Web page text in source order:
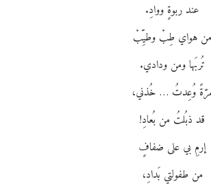
عند ربوةٍ ووادِ.
من هواي طِبْ وطيِّبْ
تُربَها ومن ودادي.
وُعِدتُ … خُذني،
قد ذبُلتُ من بُعادِ!
إرمِ بي على ضفافٍ
من طفولتي بَدادِ،